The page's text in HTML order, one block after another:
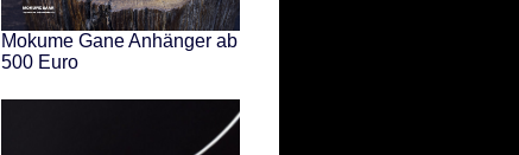
Mokume Gane Anhänger ab
500 Euro